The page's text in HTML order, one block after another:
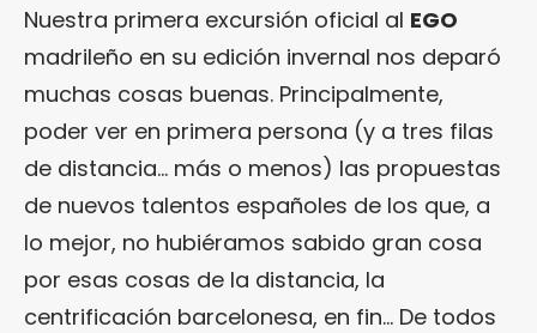
Nuestra primera excursión oficial al EGO
madrileño en su edición invernal nos deparó
muchas cosas buenas. Principalmente,
poder ver en primera persona (y a tres filas
de distancia… más o menos) las propuestas
de nuevos talentos españoles de los que, a
lo mejor, no hubiéramos sabido gran cosa
por esas cosas de la distancia, la
centrificación barcelonesa, en fin… De todos